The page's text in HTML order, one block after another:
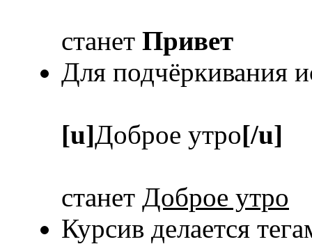
станет Привет
Для подчёркивания
[u]Доброе утро[/u]
станет Доброе утро
Курсив делается